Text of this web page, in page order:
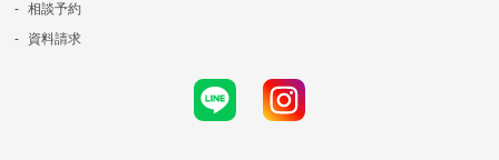
相談予約
資料請求